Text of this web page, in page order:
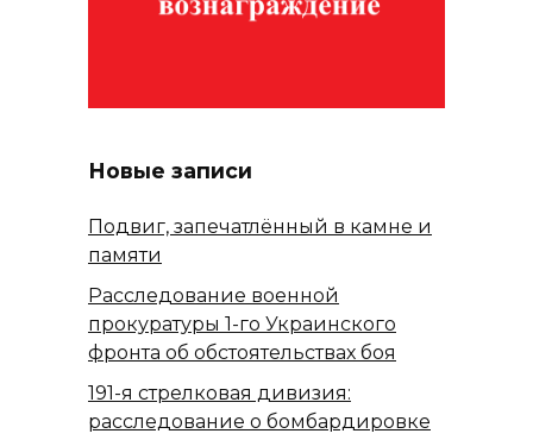
Новые записи
Подвиг, запечатлённый в камне и
памяти
Расследование военной
прокуратуры 1-го Украинского
фронта об обстоятельствах боя
191-я стрелковая дивизия:
расследование о бомбардировке